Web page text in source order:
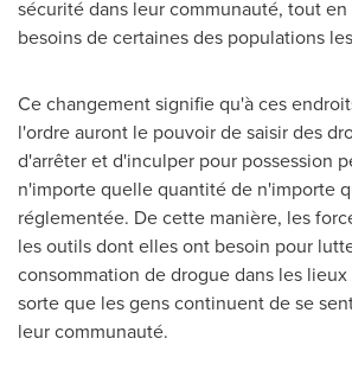
sécurité dans leur communauté, tout
besoins de certaines des populations
Ce changement signifie qu'à ces
l'ordre auront le pouvoir de saisir des
d'arrêter et d'inculper pour possession
n'importe quelle quantité de n'importe
réglementée. De cette manière, les
les outils dont elles ont besoin pour
consommation de drogue dans les
sorte que les gens continuent de se
leur communauté.